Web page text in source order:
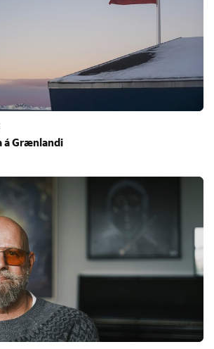
á Græn­landi